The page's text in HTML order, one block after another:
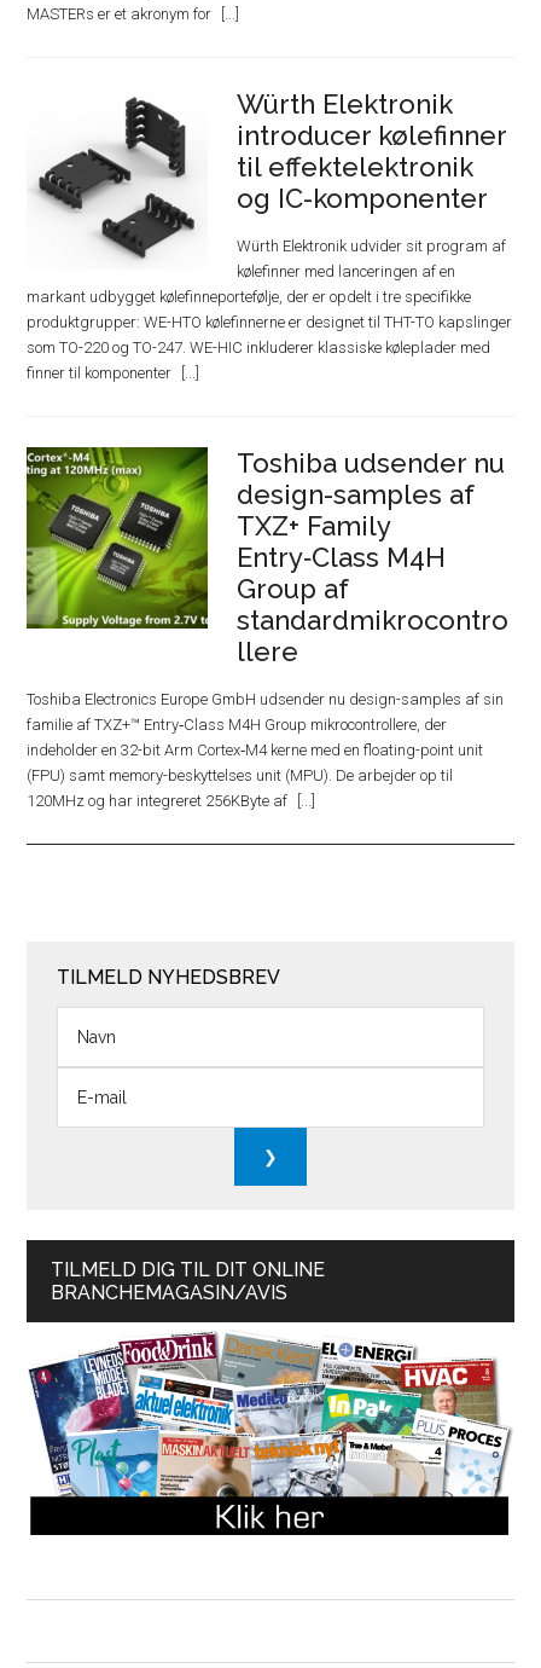
MASTERs er et akronym for
Würth Elektronik
introducer kølefinner
til effektelektronik
og IC-komponenter
Würth Elektronik udvider sit program af
kølefinner med lanceringen af en
markant udbygget kølefinneportefølje, der er opdelt i tre specifikke
produktgrupper: WE-HTO kølefinnerne er designet til THT-TO kapslinger
som TO-220 og TO-247. WE-HIC inkluderer klassiske køleplader med
finner til komponenter
Toshiba udsender nu
design-samples af
TXZ+ Family
Entry‑Class M4H
Group af
standardmikrocontro
llere
Toshiba Electronics Europe GmbH udsender nu design-samples af sin
familie af TXZ+™ Entry‑Class M4H Group mikrocontrollere, der
indeholder en 32-bit Arm Cortex‑M4 kerne med en floating-point unit
(FPU) samt memory-beskyttelses unit (MPU). De arbejder op til
120MHz og har integreret 256KByte af
TILMELD NYHEDSBREV
TILMELD DIG TIL DIT ONLINE
BRANCHEMAGASIN/AVIS